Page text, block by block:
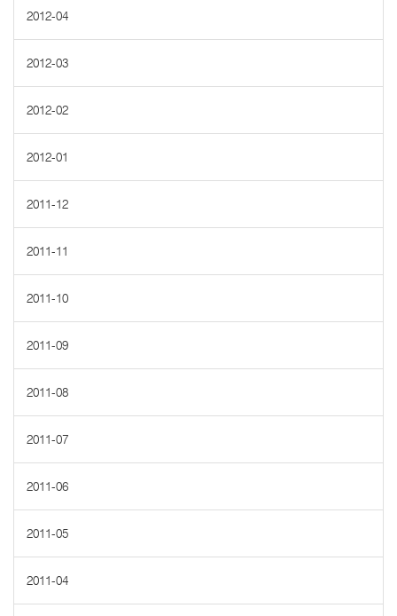
2012-04
2012-03
2012-02
2012-01
2011-12
2011-11
2011-10
2011-09
2011-08
2011-07
2011-06
2011-05
2011-04